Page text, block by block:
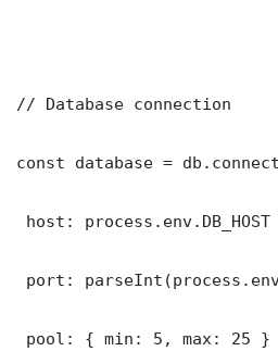
// Database connection
const database =
host:
port:
pool: { min: 5, max: 25 }